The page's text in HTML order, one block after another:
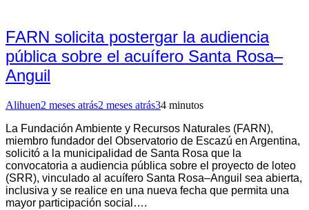
FARN solicita postergar la audiencia
pública sobre el acuífero Santa Rosa–
Anguil
Alihuen2 meses atrás2 meses atrás34 minutos
La Fundación Ambiente y Recursos Naturales (FARN),
miembro fundador del Observatorio de Escazú en Argentina,
solicitó a la municipalidad de Santa Rosa que la
convocatoria a audiencia pública sobre el proyecto de loteo
(SRR), vinculado al acuífero Santa Rosa–Anguil sea abierta,
inclusiva y se realice en una nueva fecha que permita una
mayor participación social….